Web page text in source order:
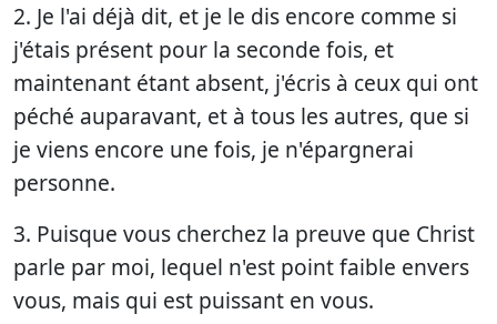
2. Je l'ai déjà dit, et je le dis encore comme si
j'étais présent pour la seconde fois, et
maintenant étant absent, j'écris à ceux qui ont
péché auparavant, et à tous les autres, que si
je viens encore une fois, je n'épargnerai
personne.
3. Puisque vous cherchez la preuve que Christ
parle par moi, lequel n'est point faible envers
vous, mais qui est puissant en vous.